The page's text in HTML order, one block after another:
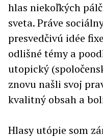
hlas niekoľkých
sveta. Práve
presvedčivú idée
odlišné témy a
utopický
znovu našli svoj
kvalitný obsah a
Hlasy utópie som